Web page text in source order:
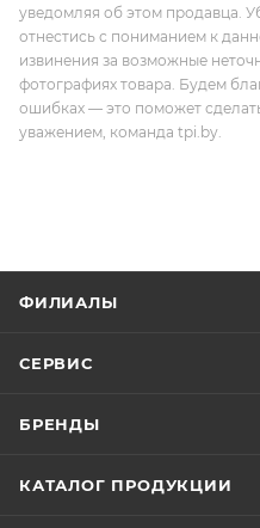
уведомляя об этом продавца.
отнестись с пониманием к
извинения за возможные
фотографиях товара. Будем
ошибках — это поможет
уважением, команда tpi.by.
ФИЛИАЛЫ
СЕРВИС
БРЕНДЫ
КАТАЛОГ ПРОДУКЦИИ